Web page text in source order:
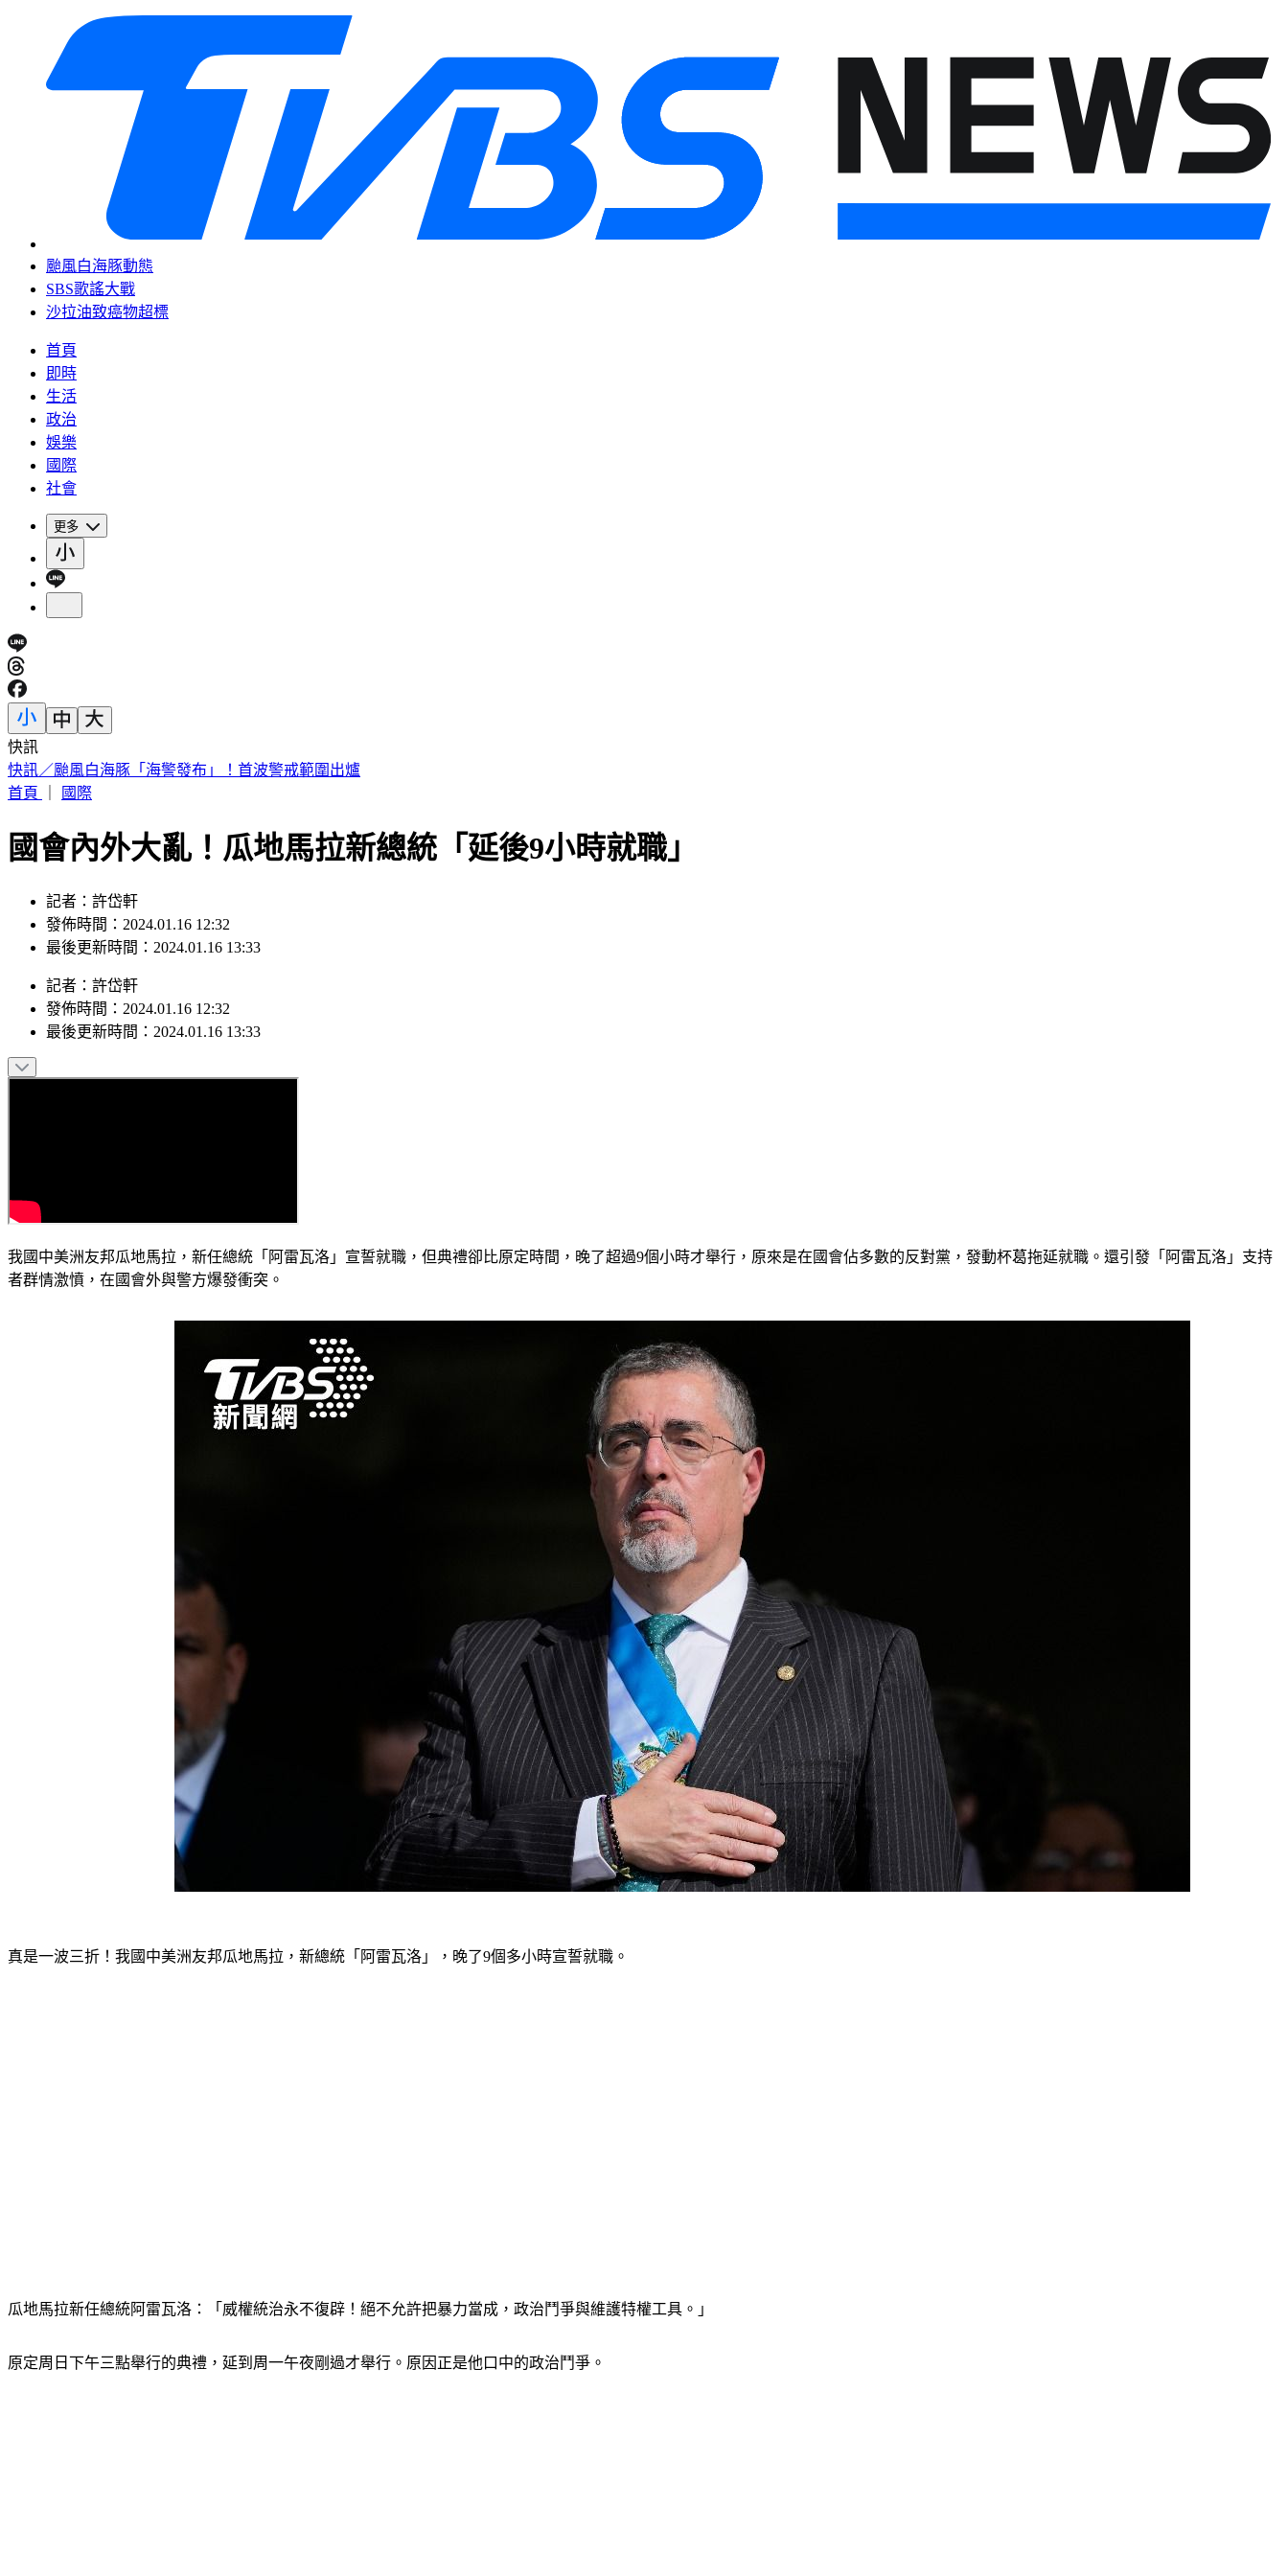
颱風白海豚動態
SBS歌謠大戰
沙拉油致癌物超標
首頁
即時
生活
政治
娛樂
國際
社會
更多
快訊
快訊／颱風白海豚「海警發布」！首波警戒範圍出爐
首頁
國際
國會內外大亂！瓜地馬拉新總統「延後9小時就職」
記者：許岱軒
發佈時間：2024.01.16 12:32
最後更新時間：2024.01.16 13:33
記者 ： 許岱軒
發佈時間： 2024.01.16 12:32
最後更新時間： 2024.01.16 13:33
我國中美洲友邦瓜地馬拉，新任總統「阿雷瓦洛」宣誓就職，但典禮卻比原定時間，晚了超過9個小時才舉行，原來是在國會佔多數的反對黨，發動杯葛拖延就職。還引發「阿雷瓦洛」支持
者群情激憤，在國會外與警方爆發衝突。
真是一波三折！我國中美洲友邦瓜地馬拉，新總統「阿雷瓦洛」，晚了9個多小時宣誓就職。
瓜地馬拉新任總統阿雷瓦洛：「威權統治永不復辟！絕不允許把暴力當成，政治鬥爭與維護特權工具。」
原定周日下午三點舉行的典禮，延到周一午夜剛過才舉行。原因正是他口中的政治鬥爭。